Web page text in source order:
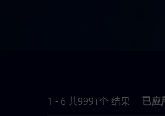
1 - 6 共999+个 结果 已应